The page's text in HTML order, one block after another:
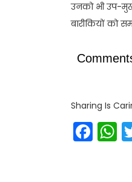
उनको भी उप-
बारीकियों को
Sharing Is